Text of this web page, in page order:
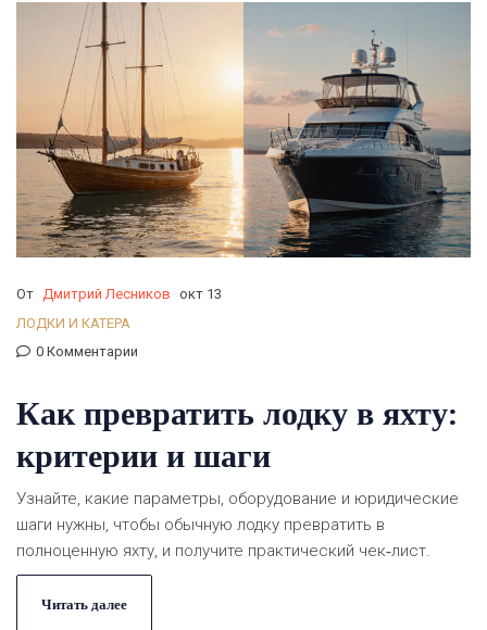
От Дмитрий Лесников окт 13
ЛОДКИ И КАТЕРА
0 Комментарии
Как превратить лодку в яхту:
критерии и шаги
Узнайте, какие параметры, оборудование и юридические
шаги нужны, чтобы обычную лодку превратить в
полноценную яхту, и получите практический чек‑лист.
Читать далее